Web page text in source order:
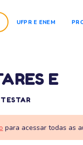
UFPR E ENEM
E
para acessar todas as